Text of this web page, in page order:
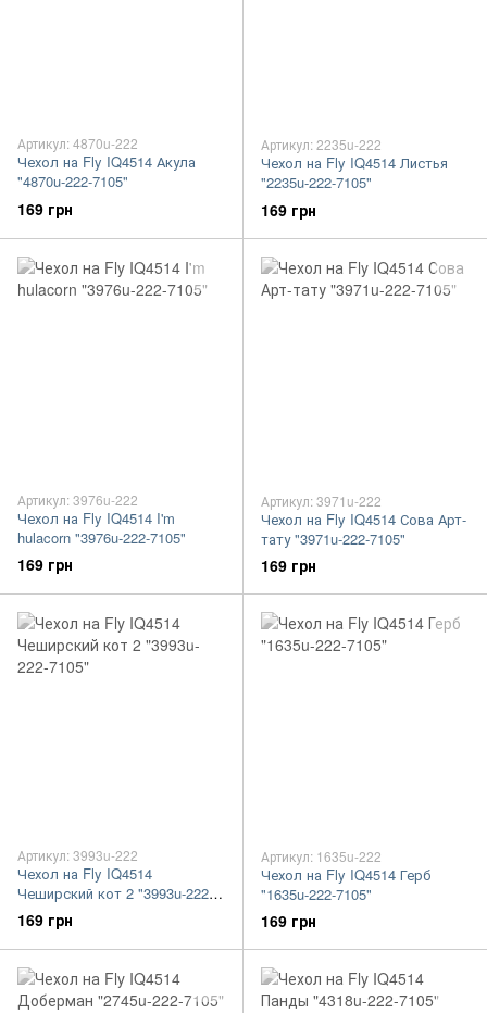
Артикул: 4870u-222
Чехол на Fly IQ4514 Акула
"4870u-222-7105"
169 грн
Артикул: 2235u-222
Чехол на Fly IQ4514 Листья
"2235u-222-7105"
169 грн
Артикул: 3976u-222
Чехол на Fly IQ4514 I'm
hulacorn "3976u-222-7105"
169 грн
Артикул: 3971u-222
Чехол на Fly IQ4514 Сова Арт-
тату "3971u-222-7105"
169 грн
Артикул: 3993u-222
Чехол на Fly IQ4514
Чеширский кот 2 "3993u-222-
7105"
169 грн
Артикул: 1635u-222
Чехол на Fly IQ4514 Герб
"1635u-222-7105"
169 грн